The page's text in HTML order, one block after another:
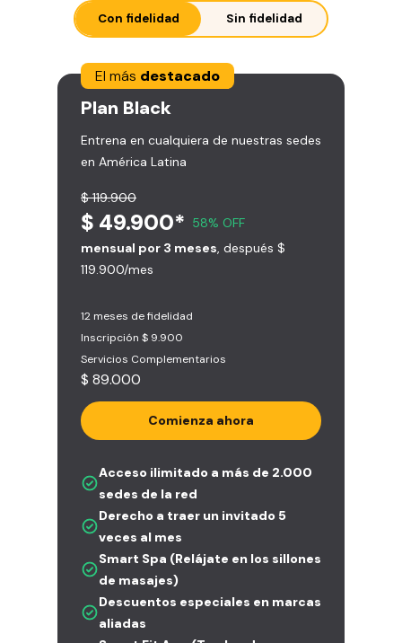
Con fidelidad Sin fidelidad
El más destacado
Plan Black
Entrena en cualquiera de nuestras sedes
en América Latina
$ 119.900
$ 49.900* 58% OFF
mensual por 3 meses , después $
119.900/mes
12 meses de fidelidad
Inscripción $ 9.900
Servicios Complementarios
$ 89.000
Comienza ahora
Acceso ilimitado a más de 2.000
sedes de la red
Derecho a traer un invitado 5
veces al mes
Smart Spa (Relájate en los sillones
de masajes)
Descuentos especiales en marcas
aliadas